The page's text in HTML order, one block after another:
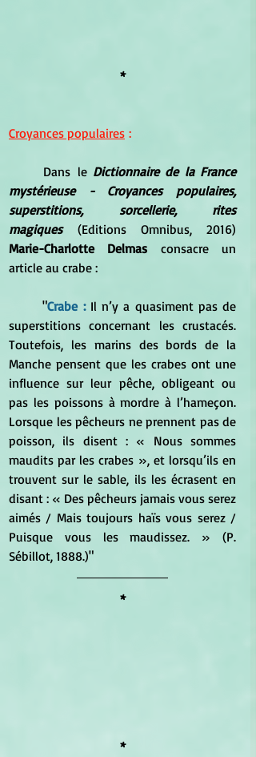
*
Croyances populaires :
Dans le Dictionnaire de la France
mystérieuse - Croyances populaires,
superstitions, sorcellerie, rites
magiques
Marie-Charlotte Delmas consacre un
article au crabe :
	"
Crabe : Il n’y a quasiment pas de
superstitions concernant les crustacés.
Toutefois, les marins des bords de la
Manche pensent que les crabes ont une
influence sur leur pêche, obligeant ou
pas les poissons à mordre à l’hameçon.
Lorsque les pêcheurs ne prennent pas de
poisson, ils disent : « Nous sommes
maudits par les crabes », et lorsqu’ils en
trouvent sur le sable, ils les écrasent en
disant : « Des pêcheurs jamais vous serez
aimés / Mais toujours haïs vous serez /
Puisque vous les maudissez. » (P.
Sébillot, 1888.)"
*
*